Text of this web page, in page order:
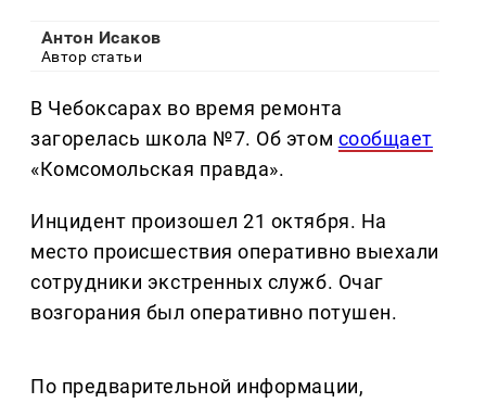
Антон Исаков
Автор статьи
В Чебоксарах во время ремонта
загорелась школа №7. Об этом сообщает
«Комсомольская правда».
Инцидент произошел 21 октября. На
место происшествия оперативно выехали
сотрудники экстренных служб. Очаг
возгорания был оперативно потушен.
По предварительной информации,